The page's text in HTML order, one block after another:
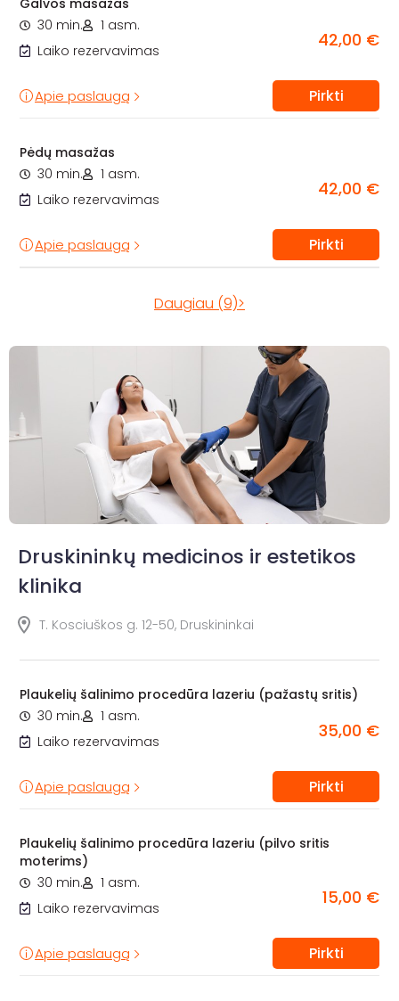
Galvos masažas
30 min.
1 asm.
Laiko rezervavimas
42,00 €
Apie paslaugą Pirkti
Pėdų masažas
30 min.
1 asm.
Laiko rezervavimas
42,00 €
Apie paslaugą Pirkti
Daugiau (9)>
Druskininkų medicinos ir estetikos
klinika
T. Kosciuškos g. 12-50, Druskininkai
Plaukelių šalinimo procedūra lazeriu (pažastų sritis)
30 min.
1 asm.
Laiko rezervavimas
35,00 €
Apie paslaugą Pirkti
Plaukelių šalinimo procedūra lazeriu (pilvo sritis
moterims)
30 min.
1 asm.
Laiko rezervavimas
15,00 €
Apie paslaugą Pirkti